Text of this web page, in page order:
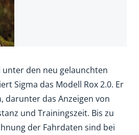
den neu gelaunchten
Sigma das Modell Rox 2.0. Er
darunter das Anzeigen von
und Trainingszeit. Bis zu
der Fahrdaten sind bei